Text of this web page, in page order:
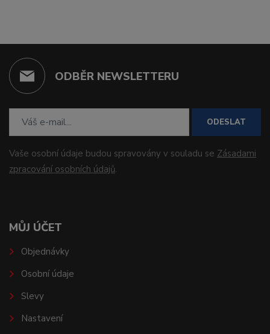
ODBĚR NEWSLETTERU
ODESLAT
Vaše osobní údaje budou spravovány v souladu se Zásadami
zpracování osobních údajů.
MŮJ ÚČET
Objednávky
Osobní údaje
Slevy
Nastavení